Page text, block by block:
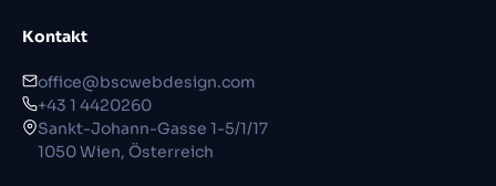
Kontakt
office@bscwebdesign.com
+43 1 4420260
Sankt-Johann-Gasse 1-5/1/17
1050 Wien, Österreich